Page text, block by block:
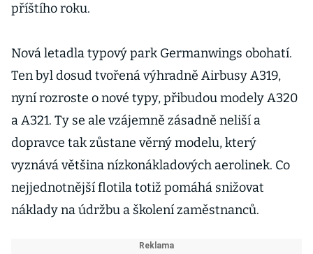
příštího roku.
Nová letadla typový park Germanwings obohatí.
Ten byl dosud tvořená výhradně Airbusy A319,
nyní rozroste o nové typy, přibudou modely A320
a A321. Ty se ale vzájemně zásadně neliší a
dopravce tak zůstane věrný modelu, který
vyznává většina nízkonákladových aerolinek. Co
nejjednotnější flotila totiž pomáhá snižovat
náklady na údržbu a školení zaměstnanců.